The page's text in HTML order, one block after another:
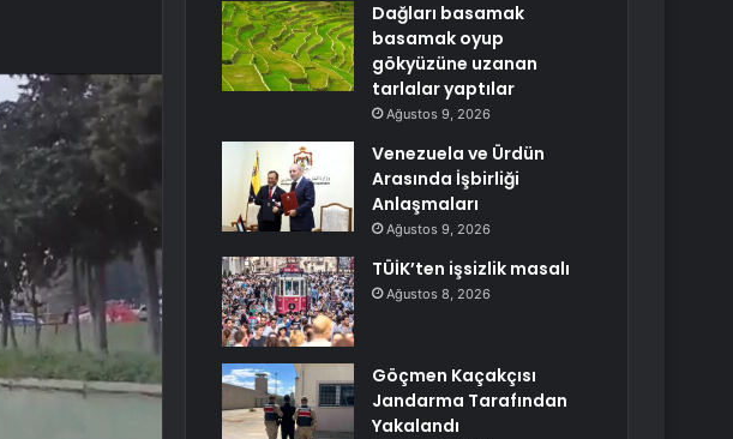
Dağları basamak
basamak oyup
gökyüzüne uzanan
tarlalar yaptılar
Ağustos 9, 2026
Venezuela ve Ürdün
Arasında İşbirliği
Anlaşmaları
Ağustos 9, 2026
TÜİK’ten işsizlik masalı
Ağustos 8, 2026
Göçmen Kaçakçısı
Jandarma Tarafından
Yakalandı